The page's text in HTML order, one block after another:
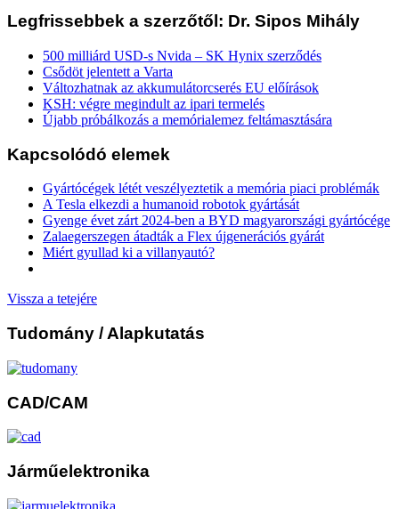
Legfrissebbek a szerzőtől: Dr. Sipos Mihály
500 milliárd USD-s Nvida – SK Hynix szerződés
Csődöt jelentett a Varta
Változhatnak az akkumulátorcserés EU előírások
KSH: végre megindult az ipari termelés
Újabb próbálkozás a memórialemez feltámasztására
Kapcsolódó elemek
Gyártócégek létét veszélyeztetik a memória piaci problémák
A Tesla elkezdi a humanoid robotok gyártását
Gyenge évet zárt 2024-ben a BYD magyarországi gyártócége
Zalaegerszegen átadták a Flex újgenerációs gyárát
Miért gyullad ki a villanyautó?
Vissza a tetejére
Tudomány / Alapkutatás
CAD/CAM
Járműelektronika